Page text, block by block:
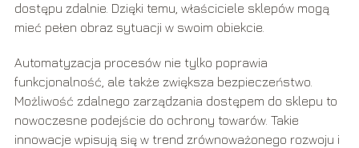
dostępu zdalnie. Dzięki temu, właściciele sklepów mogą
mieć pełen obraz sytuacji w swoim obiekcie.
Automatyzacja procesów nie tylko poprawia
funkcjonalność, ale także zwiększa bezpieczeństwo.
Możliwość zdalnego zarządzania dostępem do sklepu to
nowoczesne podejście do ochrony towarów. Takie
innowacje wpisują się w trend zrównoważonego rozwoju i